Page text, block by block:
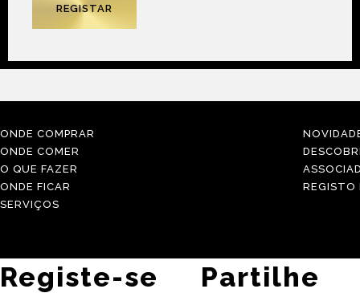
ONDE COMPRAR
ONDE COMER
O QUE FAZER
ONDE FICAR
SERVIÇOS
REGISTO
Registe-se
Partilhe